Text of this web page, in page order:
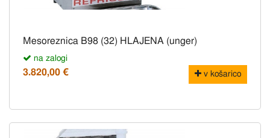
Mesoreznica B98 (32) HLAJENA (unger)
na zalogi
3.820,00 € v košarico